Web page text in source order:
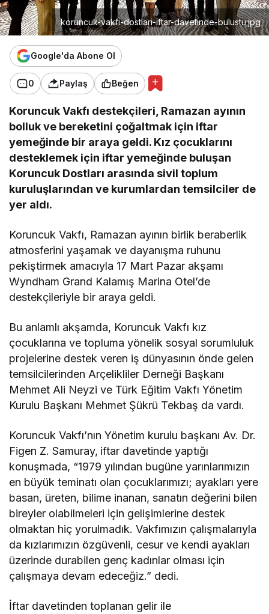
koruncuk-vakfi-dostlari-iftar-davetinde-bulustu.jpg
Google'da Abone Ol
0 Paylaş Beğen
Koruncuk Vakfı destekçileri, Ramazan ayının
bolluk ve bereketini çoğaltmak için iftar
yemeğinde bir araya geldi. Kız çocuklarını
desteklemek için iftar yemeğinde buluşan
Koruncuk Dostları arasında sivil toplum
kuruluşlarından ve kurumlardan temsilciler de
yer aldı.
Koruncuk Vakfı, Ramazan ayının birlik beraberlik
atmosferini yaşamak ve dayanışma ruhunu
pekiştirmek amacıyla 17 Mart Pazar akşamı
Wyndham Grand Kalamış Marina Otel’de
destekçileriyle bir araya geldi.
Bu anlamlı akşamda, Koruncuk Vakfı kız
çocuklarına ve topluma yönelik sosyal sorumluluk
projelerine destek veren iş dünyasının önde gelen
temsilcilerinden Arçelikliler Derneği Başkanı
Mehmet Ali Neyzi ve Türk Eğitim Vakfı Yönetim
Kurulu Başkanı Mehmet Şükrü Tekbaş da vardı.
Koruncuk Vakfı’nın Yönetim kurulu başkanı Av. Dr.
Figen Z. Samuray, iftar davetinde yaptığı
konuşmada, “1979 yılından bugüne yarınlarımızın
en büyük teminatı olan çocuklarımızı; ayakları yere
basan, üreten, bilime inanan, sanatın değerini bilen
bireyler olabilmeleri için gelişimlerine destek
olmaktan hiç yorulmadık. Vakfımızın çalışmalarıyla
da kızlarımızın özgüvenli, cesur ve kendi ayakları
üzerinde durabilen genç kadınlar olması için
çalışmaya devam edeceğiz.” dedi.
İftar davetinden toplanan gelir ile